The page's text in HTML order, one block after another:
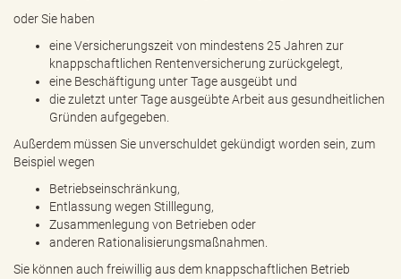
oder Sie haben
eine Versicherungszeit von mindestens 25 Jahren zur
knappschaftlichen Rentenversicherung zurückgelegt,
eine Beschäftigung unter Tage ausgeübt und
die zuletzt unter Tage ausgeübte Arbeit aus gesundheitlichen
Gründen aufgegeben.
Außerdem müssen Sie unverschuldet gekündigt worden sein, zum
Beispiel wegen
Betriebseinschränkung,
Entlassung wegen Stilllegung,
Zusammenlegung von Betrieben oder
anderen Rationalisierungsmaßnahmen.
Sie können auch freiwillig aus dem knappschaftlichen Betrieb